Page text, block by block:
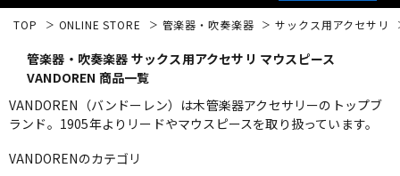
エレキギター アコギ/エレアコ
TOP ONLINE STORE 管楽器・吹奏楽器 サックス用アクセサリ
管楽器・吹奏楽器 サックス用アクセサリ マウスピース
VANDOREN 商品一覧
VANDOREN（バンドーレン）は木管楽器アクセサリーのトップブ
ランド。1905年よりリードやマウスピースを取り扱っています。
VANDORENのカテゴリ